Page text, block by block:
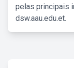
pelas principais
dsw.aau.edu.et.